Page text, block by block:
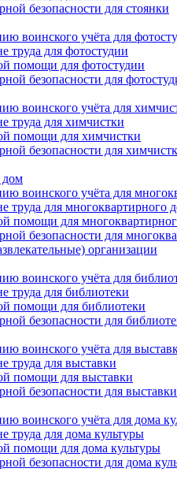
безопасности для стоянки
воинского учёта для
труда для фотостудии
помощи для фотостудии
безопасности для
воинского учёта для
труда для химчистки
помощи для химчистки
безопасности для
воинского учёта для
труда для многоквартирного
помощи для
безопасности для
организации
воинского учёта для
труда для библиотеки
помощи для библиотеки
безопасности для
воинского учёта для
труда для выставки
помощи для выставки
безопасности для выставки
воинского учёта для дома
труда для дома культуры
помощи для дома культуры
безопасности для дома